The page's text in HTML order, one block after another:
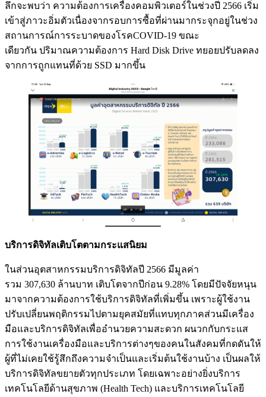
ลึกจะพบว่า ความต้องการเครื่องคอมพิวเตอร์ในช่วงปี 2566 เริ่ม
เข้าสู่ภาวะอิ่มตัวเนื่องจากรอบการซื้อที่ผ่านมากระจุกอยู่ในช่วง
สถานการณ์การระบาดของโรคCOVID-19 ขณะ
เดียวกัน ปริมาณความต้องการ Hard Disk Drive ทยอยปรับลดลง
จากการถูกแทนที่ด้วย SSD มากขึ้น
บริการดิจิทัลเติบโตตามกระแสนิยม
ในส่วนอุตสาหกรรมบริการดิจิทัลปี 2566 มีมูลค่า
รวม 307,630 ล้านบาท เติบโตจากปีก่อน 9.28% โดยมีปัจจัยหนุน
มาจากความต้องการใช้บริการดิจิทัลที่เพิ่มขึ้น เพราะผู้ใช้งาน
ปรับเปลี่ยนพฤติกรรมไปตามยุคสมัยที่แทบทุกภาคส่วนมีเครื่อง
มือและบริการดิจิทัลเพื่ออำนวยความสะดวก ผนวกกับกระแส
การใช้งานเครื่องมือและบริการต่างๆของคนในสังคมที่กดดันให้
ผู้ที่ไม่เคยใช้รู้สึกถึงความจำเป็นและเริ่มต้นใช้งานบ้าง เป็นผลให้
บริการดิจิทัลขยายตัวทุกประเภท โดยเฉพาะอย่างยิ่งบริการ
เทคโนโลยีด้านสุขภาพ (Health Tech) และบริการเทคโนโลยี